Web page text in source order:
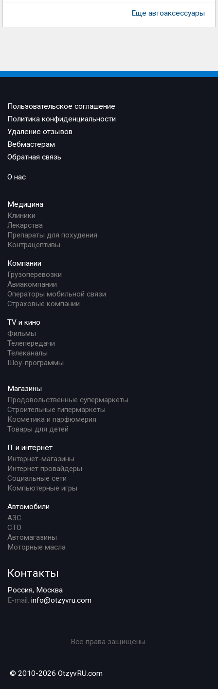
Еще автоаксессуары
Пользовательское соглашение
Политика конфиденциальности
Удаление отзывов
Вебмастерам
Обратная связь
О нас
Медицина
Клиники
Лекарства
Препараты для похудения
Контрацептивы
Компании
Грузоперевозки
Авиакомпании
Операторы мобильной связи
Страховые компании
TV и кино
Фильмы
Телепередачи
Телеканалы
Шоу-программы
Магазины
Продовольственные супермаркеты
Строительные гипермаркеты
Косметика и парфюмерия
Товары для детей
IT и интернет
Интернет-магазины
Интернет провайдеры
Социальные сети
Компьютерные игры
Автомобили
АЗС
СТО
Автомагазины
Моторные масла
Контакты
Россия, Москва
E-mail: info@otzyvru.com
Все права защищены.
© 2010-2026 OtzyvRU.com